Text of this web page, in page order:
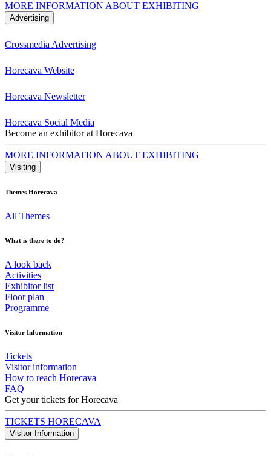
MORE INFORMATION ABOUT EXHIBITING
Advertising
Crossmedia Advertising
Horecava Website
Horecava Newsletter
Horecava Social Media
Become an exhibitor at Horecava
MORE INFORMATION ABOUT EXHIBITING
Visiting
Themes Horecava
All Themes
What is there to do?
A look back
Activities
Exhibitor list
Floor plan
Programme
Visitor Information
Tickets
Visitor information
How to reach Horecava
FAQ
Get your tickets for Horecava
TICKETS HORECAVA
Visitor Information